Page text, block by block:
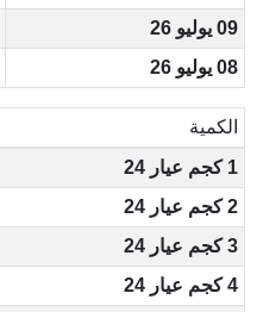
09 يوليو 26
08 يوليو 26
الكمية
1 كجم عيار 24
2 كجم عيار 24
3 كجم عيار 24
4 كجم عيار 24